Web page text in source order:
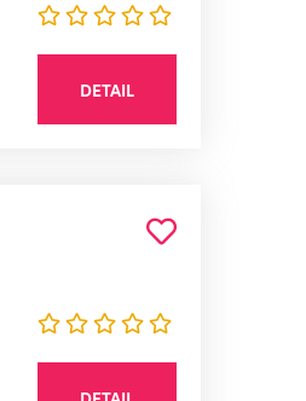
DETAIL